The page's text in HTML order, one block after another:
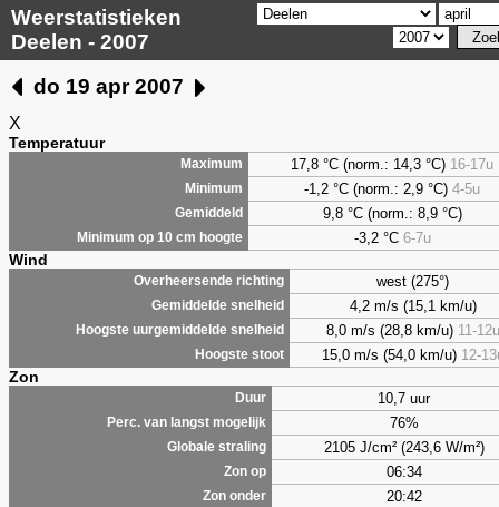
Weerstatistieken
Deelen - 2007
do 19 apr 2007
X
Temperatuur
Maximum 17,8 °C (norm.: 14,3 °C) 16-17u
Minimum -1,2 °C (norm.: 2,9 °C) 4-5u
Gemiddeld 9,8°C (norm.: 8,9 °C)
Minimum op 10 cm hoogte -3,2 °C 6-7u
Wind
Overheersende richting west (275°)
Gemiddelde snelheid 4,2 m/s (15,1 km/u)
Hoogste uurgemiddelde snelheid 8,0 m/s (28,8 km/u) 11-12u
Hoogste stoot 15,0 m/s (54,0 km/u) 12-
Zon
Duur 10,7 uur
Perc. van langst mogelijk 76%
Globale straling 2105 J/cm² (243,6 W/m²)
Zon op 06:34
Zon onder 20:42